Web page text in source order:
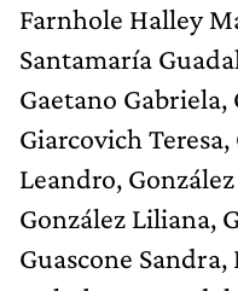
Farnhole Halley
Santamaría
Gaetano Gabriela,
Giarcovich
Leandro,
González Liliana,
Guascone